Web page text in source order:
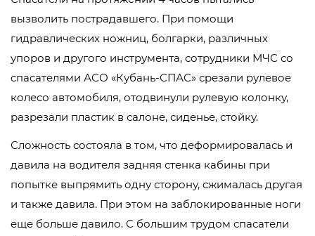
вызволить пострадавшего. При помощи
гидравлических ножниц, болгарки, различных
упоров и другого инструмента, сотрудники МЧС со
спасателями АСО «Кубань-СПАС» срезали рулевое
колесо автомобиля, отодвинули рулевую колонку,
разрезали пластик в салоне, сиденье, стойку.
Сложность состояла в том, что деформировалась и
давила на водителя задняя стенка кабины при
попытке выпрямить одну сторону, сжималась другая
и также давила. При этом на заблокированные ноги
еще больше давило. С большим трудом спасатели